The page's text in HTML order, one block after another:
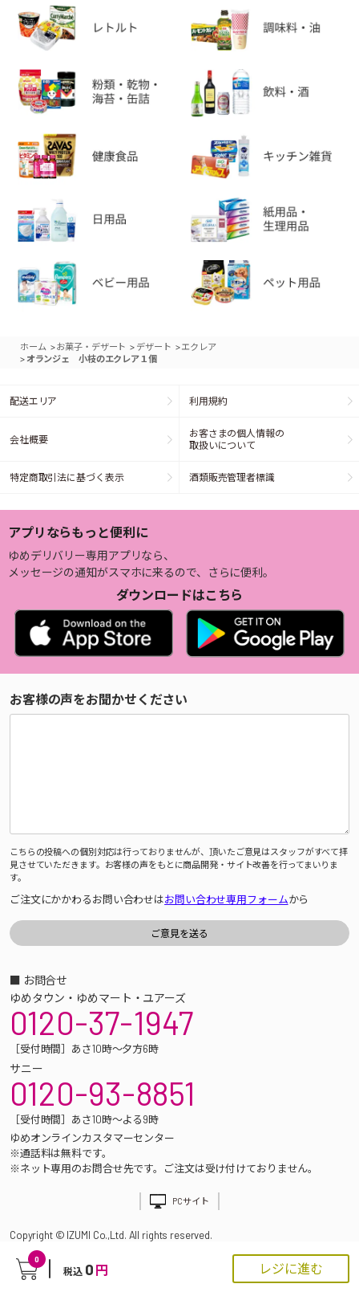
0
税込 0 円 レジに進む
ホーム >お菓子・デザート > デザート >エクレア
>オランジェ 小枝のエクレア１個
配送エリア 利用規約
会社概要
お客さまの個人情報の
取扱いについて
特定商取引法に基づく表示 酒類販売管理者標識
アプリならもっと便利に
ゆめデリバリー専用アプリなら、
メッセージの通知がスマホに来るので、さらに便利。
ダウンロードはこちら
お客様の声をお聞かせください
こちらの投稿への個別対応は行っておりませんが、頂いたご意見はスタッフがすべて拝
見させていただきます。お客様の声をもとに商品開発・サイト改善を行ってまいりま
す。
ご注文にかかわるお問い合わせはお問い合わせ専用フォームから
■ お問合せ
ゆめタウン・ゆめマート・ユアーズ
0120-37-1947
［受付時間］あさ10時～夕方6時
サニー
0120-93-8851
［受付時間］あさ10時～よる9時
ゆめオンラインカスタマーセンター
※通話料は無料です。
※ネット専用のお問合せ先です。ご注文は受け付けておりません。
PCサイト
Copyright © IZUMI Co.,Ltd. All rights reserved.